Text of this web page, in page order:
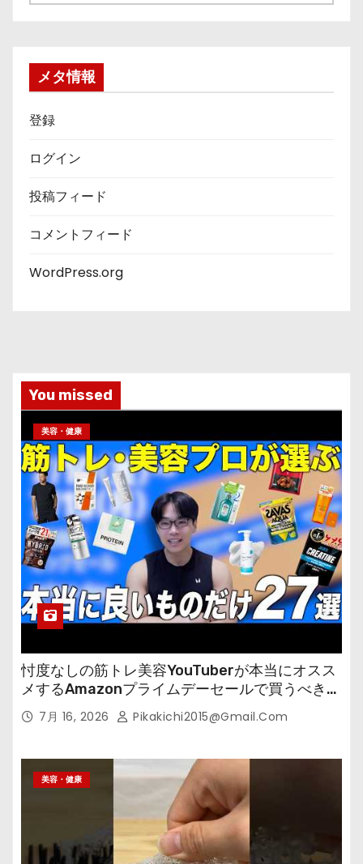
テ
メタ情報
登録
ログイン
投稿フィード
コメントフィード
WordPress.org
You missed
美容・健康
忖度なしの筋トレ美容YouTuberが本当にオスス
メするAmazonプライムデーセールで買うべきも
の 7月 16, 2026 Pikakichi2015@gmail.com
美容・健康